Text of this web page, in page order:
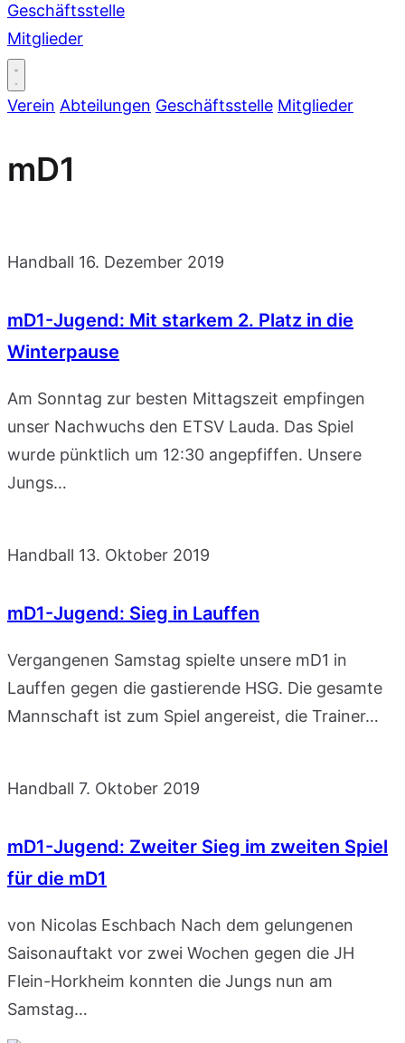
Geschäftsstelle
Mitglieder
Verein Abteilungen Geschäftsstelle Mitglieder
mD1
Handball 16. Dezember 2019
mD1-Jugend: Mit starkem 2. Platz in die
Winterpause
Am Sonntag zur besten Mittagszeit empfingen
unser Nachwuchs den ETSV Lauda. Das Spiel
wurde pünktlich um 12:30 angepfiffen. Unsere
Jungs…
Handball 13. Oktober 2019
mD1-Jugend: Sieg in Lauffen
Vergangenen Samstag spielte unsere mD1 in
Lauffen gegen die gastierende HSG. Die gesamte
Mannschaft ist zum Spiel angereist, die Trainer…
Handball 7. Oktober 2019
mD1-Jugend: Zweiter Sieg im zweiten Spiel
für die mD1
von Nicolas Eschbach Nach dem gelungenen
Saisonauftakt vor zwei Wochen gegen die JH
Flein-Horkheim konnten die Jungs nun am
Samstag…